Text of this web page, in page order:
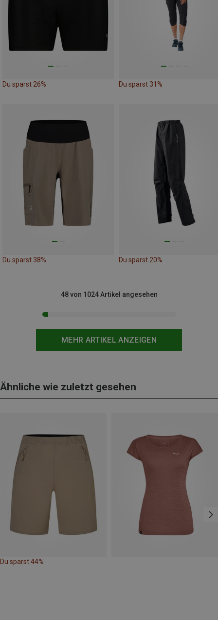
Du sparst 26% Du sparst 31%
Du sparst 38% Du sparst 20%
MEHR ARTIKEL ANZEIGEN
48 von 1024 Artikel angesehen
Ähnliche wie zuletzt gesehen
Du sparst 44%